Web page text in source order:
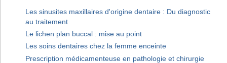
Les sinusites maxillaires d'origine dentaire : Du diagnostic
au traitement
Le lichen plan buccal : mise au point
Les soins dentaires chez la femme enceinte
Prescription médicamenteuse en pathologie et chirurgie